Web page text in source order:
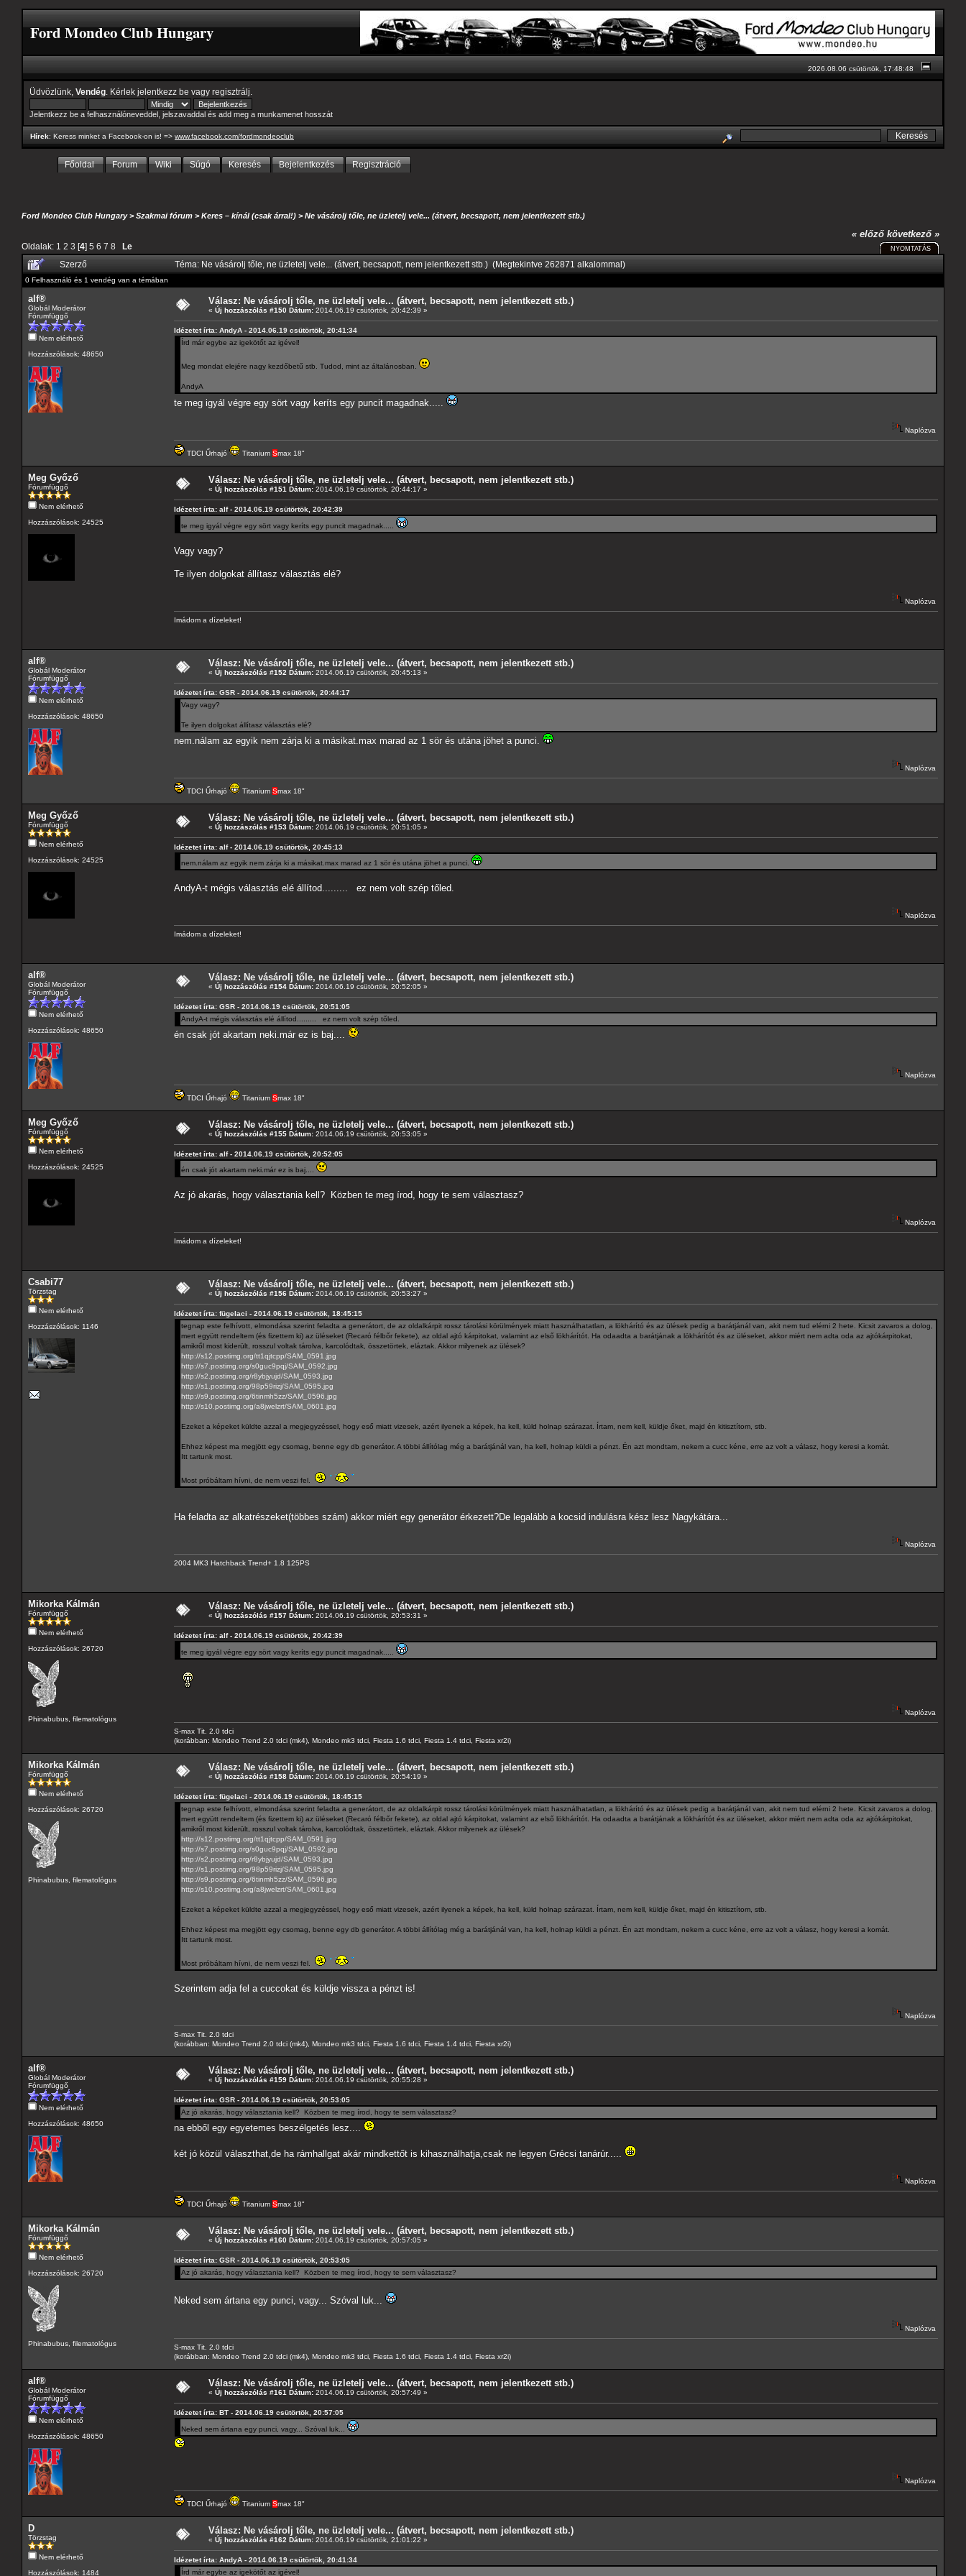
Ford Mondeo Club Hungary
2026.08.06 csütörtök, 17:48:48
Üdvözlünk, Vendég . Kérlek jelentkezz be vagy regisztrálj
Jelentkezz be a felhasználóneveddel, jelszavaddal és add meg a munkamenet hosszát
Hírek: Keress minket a Facebook-on is! => www.facebook.com/fordmondeoclub
Főoldal Forum Wiki Súgó Keresés Bejelentkezés Regisztráció
Ford Mondeo Club Hungary>Szakmai fórum >Keres – kínál (csak árral!) >Ne vásárolj tőle, ne üzletelj vele... (átvert, becsapott, nem jelentkezett stb.)
Oldalak: 1 2 3 [4] 5 6 7 8 Le
« előző következő »
NYOMTATÁS
Szerző Téma: Ne vásárolj tőle, ne üzletelj vele... (átvert, becsapott, nem jelentkezett stb.) (Megtekintve 262871 alkalommal)
0 Felhasználó és 1 vendég van a témában
alf®
Globál Moderátor
Fórumfüggő
Nem elérhető
Hozzászólások: 48650
Válasz: Ne vásárolj tőle, ne üzletelj vele... (átvert, becsapott, nem jelentkezett stb.)
« Új hozzászólás #150 Dátum: 2014.06.19 csütörtök, 20:42:39 »
Idézetet írta: AndyA - 2014.06.19 csütörtök, 20:41:34
Írd már egybe az igekötőt az igével!
Meg mondat elejére nagy kezdőbetű stb. Tudod, mint az általánosban.
AndyA
te meg igyál végre egy sört vagy keríts egy puncit magadnak.....
Naplózva
TDCI Űrhajó Titanium Smax 18"
Meg Győző
Fórumfüggő
Nem elérhető
Hozzászólások: 24525
Válasz: Ne vásárolj tőle, ne üzletelj vele... (átvert, becsapott, nem jelentkezett stb.)
« Új hozzászólás #151 Dátum: 2014.06.19 csütörtök, 20:44:17 »
Idézetet írta: alf - 2014.06.19 csütörtök, 20:42:39
te meg igyál végre egy sört vagy keríts egy puncit magadnak.....
Vagy vagy?
Te ilyen dolgokat állítasz választás elé?
Naplózva
Imádom a dízeleket!
alf®
Globál Moderátor
Fórumfüggő
Nem elérhető
Hozzászólások: 48650
Válasz: Ne vásárolj tőle, ne üzletelj vele... (átvert, becsapott, nem jelentkezett stb.)
« Új hozzászólás #152 Dátum: 2014.06.19 csütörtök, 20:45:13 »
Idézetet írta: GSR - 2014.06.19 csütörtök, 20:44:17
Vagy vagy?
Te ilyen dolgokat állítasz választás elé?
nem.nálam az egyik nem zárja ki a másikat.max marad az 1 sör és utána jöhet a punci.
Naplózva
TDCI Űrhajó Titanium Smax 18"
Meg Győző
Fórumfüggő
Nem elérhető
Hozzászólások: 24525
Válasz: Ne vásárolj tőle, ne üzletelj vele... (átvert, becsapott, nem jelentkezett stb.)
« Új hozzászólás #153 Dátum: 2014.06.19 csütörtök, 20:51:05 »
Idézetet írta: alf - 2014.06.19 csütörtök, 20:45:13
nem.nálam az egyik nem zárja ki a másikat.max marad az 1 sör és utána jöhet a punci.
AndyA-t mégis választás elé állítod......... ez nem volt szép tőled.
Naplózva
Imádom a dízeleket!
alf®
Globál Moderátor
Fórumfüggő
Nem elérhető
Hozzászólások: 48650
Válasz: Ne vásárolj tőle, ne üzletelj vele... (átvert, becsapott, nem jelentkezett stb.)
« Új hozzászólás #154 Dátum: 2014.06.19 csütörtök, 20:52:05 »
Idézetet írta: GSR - 2014.06.19 csütörtök, 20:51:05
AndyA-t mégis választás elé állítod......... ez nem volt szép tőled.
én csak jót akartam neki.már ez is baj....
Naplózva
TDCI Űrhajó Titanium Smax 18"
Meg Győző
Fórumfüggő
Nem elérhető
Hozzászólások: 24525
Válasz: Ne vásárolj tőle, ne üzletelj vele... (átvert, becsapott, nem jelentkezett stb.)
« Új hozzászólás #155 Dátum: 2014.06.19 csütörtök, 20:53:05 »
Idézetet írta: alf - 2014.06.19 csütörtök, 20:52:05
én csak jót akartam neki.már ez is baj....
Az jó akarás, hogy választania kell? Közben te meg írod, hogy te sem választasz?
Naplózva
Imádom a dízeleket!
Csabi77
Törzstag
Nem elérhető
Hozzászólások: 1146
Válasz: Ne vásárolj tőle, ne üzletelj vele... (átvert, becsapott, nem jelentkezett stb.)
« Új hozzászólás #156 Dátum: 2014.06.19 csütörtök, 20:53:27 »
Idézetet írta: fügelaci - 2014.06.19 csütörtök, 18:45:15
tegnap este felhívott, elmondása szerint feladta a generátort, de az oldalkárpit rossz tárolási körülmények miatt használhatatlan, a lökhárító és az ülések pedig a barátjánál van, akit nem tud elérni 2 hete. Kicsit zavaros a dolog,
mert együtt rendeltem (és fizettem ki) az üléseket (Recaró félbőr fekete), az oldal ajtó kárpitokat, valamint az első lökhárítót. Ha odaadta a barátjának a lökhárítót és az üléseket, akkor miért nem adta oda az ajtókárpitokat,
amikről most kiderült, rosszul voltak tárolva, karcolódtak, összetörtek, eláztak. Akkor milyenek az ülések?
http://s12.postimg.org/tt1qjtcpp/SAM_0591.jpg
http://s7.postimg.org/s0guc9pqj/SAM_0592.jpg
http://s2.postimg.org/r8ybjyujd/SAM_0593.jpg
http://s1.postimg.org/98p59rizj/SAM_0595.jpg
http://s9.postimg.org/6tinmh5zz/SAM_0596.jpg
http://s10.postimg.org/a8jwelzrt/SAM_0601.jpg
Ezeket a képeket küldte azzal a megjegyzéssel, hogy eső miatt vizesek, azért ilyenek a képek, ha kell, küld holnap szárazat. Írtam, nem kell, küldje őket, majd én kitisztítom, stb.
Ehhez képest ma megjött egy csomag, benne egy db generátor. A többi állítólag még a barátjánál van, ha kell, holnap küldi a pénzt. Én azt mondtam, nekem a cucc kéne, erre az volt a válasz, hogy keresi a komát.
Itt tartunk most.
Most próbáltam hívni, de nem veszi fel.
Ha feladta az alkatrészeket(többes szám) akkor miért egy generátor érkezett?De legalább a kocsid indulásra kész lesz Nagykátára...
Naplózva
2004 MK3 Hatchback Trend+ 1.8 125PS
Mikorka Kálmán
Fórumfüggő
Nem elérhető
Hozzászólások: 26720
Phinabubus, filematológus
Válasz: Ne vásárolj tőle, ne üzletelj vele... (átvert, becsapott, nem jelentkezett stb.)
« Új hozzászólás #157 Dátum: 2014.06.19 csütörtök, 20:53:31 »
Idézetet írta: alf - 2014.06.19 csütörtök, 20:42:39
te meg igyál végre egy sört vagy keríts egy puncit magadnak.....
Naplózva
S-max Tit. 2.0 tdci
(korábban: Mondeo Trend 2.0 tdci (mk4), Mondeo mk3 tdci, Fiesta 1.6 tdci, Fiesta 1.4 tdci, Fiesta xr2i)
Mikorka Kálmán
Fórumfüggő
Nem elérhető
Hozzászólások: 26720
Phinabubus, filematológus
Válasz: Ne vásárolj tőle, ne üzletelj vele... (átvert, becsapott, nem jelentkezett stb.)
« Új hozzászólás #158 Dátum: 2014.06.19 csütörtök, 20:54:19 »
Idézetet írta: fügelaci - 2014.06.19 csütörtök, 18:45:15
tegnap este felhívott, elmondása szerint feladta a generátort, de az oldalkárpit rossz tárolási körülmények miatt használhatatlan, a lökhárító és az ülések pedig a barátjánál van, akit nem tud elérni 2 hete. Kicsit zavaros a dolog,
mert együtt rendeltem (és fizettem ki) az üléseket (Recaró félbőr fekete), az oldal ajtó kárpitokat, valamint az első lökhárítót. Ha odaadta a barátjának a lökhárítót és az üléseket, akkor miért nem adta oda az ajtókárpitokat,
amikről most kiderült, rosszul voltak tárolva, karcolódtak, összetörtek, eláztak. Akkor milyenek az ülések?
http://s12.postimg.org/tt1qjtcpp/SAM_0591.jpg
http://s7.postimg.org/s0guc9pqj/SAM_0592.jpg
http://s2.postimg.org/r8ybjyujd/SAM_0593.jpg
http://s1.postimg.org/98p59rizj/SAM_0595.jpg
http://s9.postimg.org/6tinmh5zz/SAM_0596.jpg
http://s10.postimg.org/a8jwelzrt/SAM_0601.jpg
Ezeket a képeket küldte azzal a megjegyzéssel, hogy eső miatt vizesek, azért ilyenek a képek, ha kell, küld holnap szárazat. Írtam, nem kell, küldje őket, majd én kitisztítom, stb.
Ehhez képest ma megjött egy csomag, benne egy db generátor. A többi állítólag még a barátjánál van, ha kell, holnap küldi a pénzt. Én azt mondtam, nekem a cucc kéne, erre az volt a válasz, hogy keresi a komát.
Itt tartunk most.
Most próbáltam hívni, de nem veszi fel.
Szerintem adja fel a cuccokat és küldje vissza a pénzt is!
Naplózva
S-max Tit. 2.0 tdci
(korábban: Mondeo Trend 2.0 tdci (mk4), Mondeo mk3 tdci, Fiesta 1.6 tdci, Fiesta 1.4 tdci, Fiesta xr2i)
alf®
Globál Moderátor
Fórumfüggő
Nem elérhető
Hozzászólások: 48650
Válasz: Ne vásárolj tőle, ne üzletelj vele... (átvert, becsapott, nem jelentkezett stb.)
« Új hozzászólás #159 Dátum: 2014.06.19 csütörtök, 20:55:28 »
Idézetet írta: GSR - 2014.06.19 csütörtök, 20:53:05
Az jó akarás, hogy választania kell? Közben te meg írod, hogy te sem választasz?
na ebből egy egyetemes beszélgetés lesz....
két jó közül választhat,de ha rámhallgat akár mindkettőt is kihasználhatja,csak ne legyen Grécsi tanárúr.....
Naplózva
TDCI Űrhajó Titanium Smax 18"
Mikorka Kálmán
Fórumfüggő
Nem elérhető
Hozzászólások: 26720
Phinabubus, filematológus
Válasz: Ne vásárolj tőle, ne üzletelj vele... (átvert, becsapott, nem jelentkezett stb.)
« Új hozzászólás #160 Dátum: 2014.06.19 csütörtök, 20:57:05 »
Idézetet írta: GSR - 2014.06.19 csütörtök, 20:53:05
Az jó akarás, hogy választania kell? Közben te meg írod, hogy te sem választasz?
Neked sem ártana egy punci, vagy... Szóval luk...
Naplózva
S-max Tit. 2.0 tdci
(korábban: Mondeo Trend 2.0 tdci (mk4), Mondeo mk3 tdci, Fiesta 1.6 tdci, Fiesta 1.4 tdci, Fiesta xr2i)
alf®
Globál Moderátor
Fórumfüggő
Nem elérhető
Hozzászólások: 48650
Válasz: Ne vásárolj tőle, ne üzletelj vele... (átvert, becsapott, nem jelentkezett stb.)
« Új hozzászólás #161 Dátum: 2014.06.19 csütörtök, 20:57:49 »
Idézetet írta: BT - 2014.06.19 csütörtök, 20:57:05
Neked sem ártana egy punci, vagy... Szóval luk...
Naplózva
TDCI Űrhajó Titanium Smax 18"
D
Törzstag
Nem elérhető
Hozzászólások: 1484
Válasz: Ne vásárolj tőle, ne üzletelj vele... (átvert, becsapott, nem jelentkezett stb.)
« Új hozzászólás #162 Dátum: 2014.06.19 csütörtök, 21:01:22 »
Idézetet írta: AndyA - 2014.06.19 csütörtök, 20:41:34
Írd már egybe az igekötőt az igével!